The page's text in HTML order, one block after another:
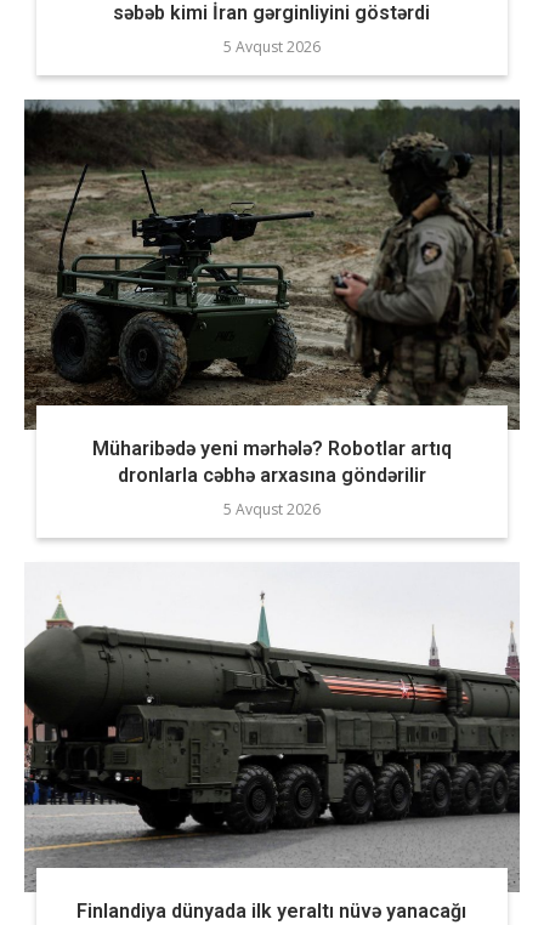
səbəb kimi İran gərginliyini göstərdi
5 Avqust 2026
Müharibədə yeni mərhələ? Robotlar artıq
dronlarla cəbhə arxasına göndərilir
5 Avqust 2026
Finlandiya dünyada ilk yeraltı nüvə yanacağı